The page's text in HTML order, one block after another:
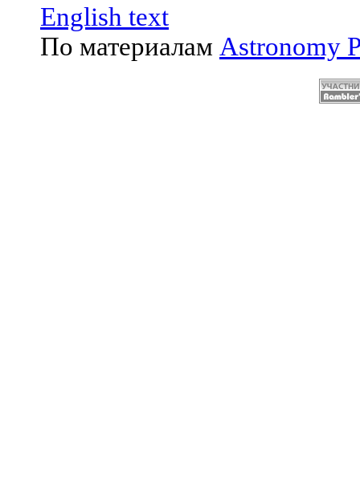
English text
По материалам Astronomy